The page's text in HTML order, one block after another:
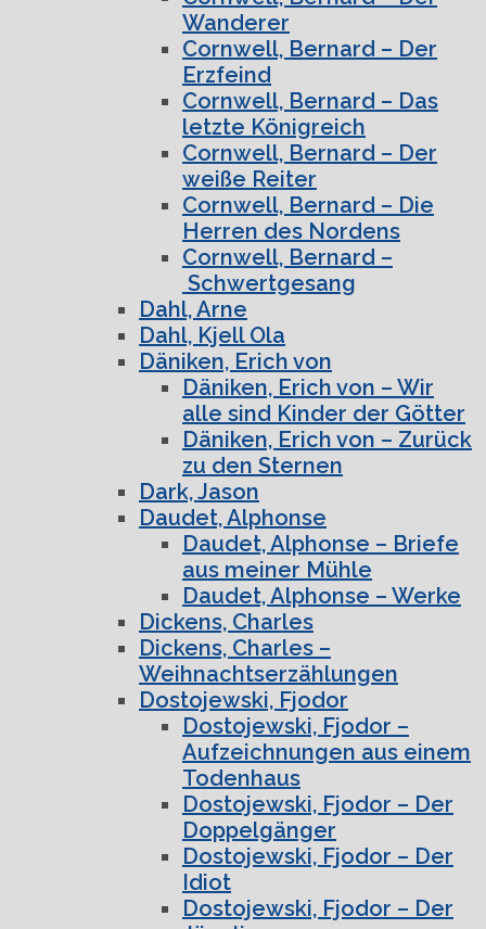
Wanderer
Cornwell, Bernard – Der
Erzfeind
Cornwell, Bernard – Das
letzte Königreich
Cornwell, Bernard – Der
weiße Reiter
Cornwell, Bernard – Die
Herren des Nordens
Cornwell, Bernard –
Schwertgesang
Dahl, Arne
Dahl, Kjell Ola
Däniken, Erich von
Däniken, Erich von – Wir
alle sind Kinder der Götter
Däniken, Erich von – Zurück
zu den Sternen
Dark, Jason
Daudet, Alphonse
Daudet, Alphonse – Briefe
aus meiner Mühle
Daudet, Alphonse – Werke
Dickens, Charles
Dickens, Charles –
Weihnachtserzählungen
Dostojewski, Fjodor
Dostojewski, Fjodor –
Aufzeichnungen aus einem
Todenhaus
Dostojewski, Fjodor – Der
Doppelgänger
Dostojewski, Fjodor – Der
Idiot
Dostojewski, Fjodor – Der